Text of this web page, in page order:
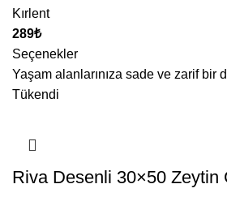
Kırlent
₺
Seçenekler
Yaşam alanlarınıza sade ve zarif bir
Tükendi
Riva Desenli 30×50 Zeytin